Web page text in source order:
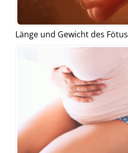
Länge und Gewicht des Fötus